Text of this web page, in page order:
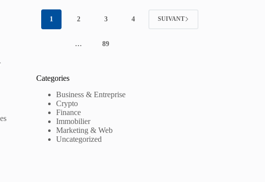
1 2 3 4
… 89
SUIVANT
Categories
Business & Entreprise
Crypto
Finance
Immobilier
Marketing & Web
Uncategorized